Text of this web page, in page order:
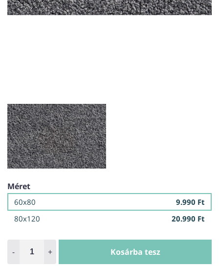
Méret
60x80
9.990 Ft
80x120
20.990 Ft
- + Kosárba tesz